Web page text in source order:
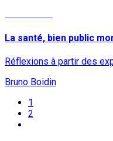
La santé, bien public
Réflexions à partir des
Bruno Boidin
1
2